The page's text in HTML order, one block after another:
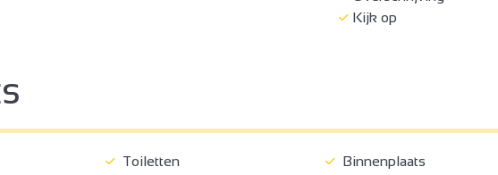
Kijk op
Toiletten
Binnenplaats